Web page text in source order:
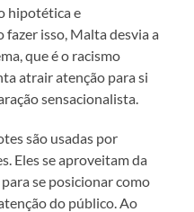
hipotética e
isso, Malta desvia a
que é o racismo
atrair atenção para si
sensacionalista.
são usadas por
Eles se aproveitam da
se posicionar como
do público. Ao